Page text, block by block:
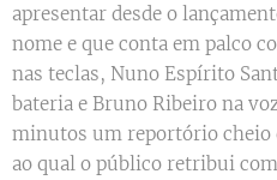
apresentar desde o
nome e que conta em palco
nas teclas, Nuno Espírito
bateria e Bruno Ribeiro na
minutos um reportório cheio
ao qual o público retribui